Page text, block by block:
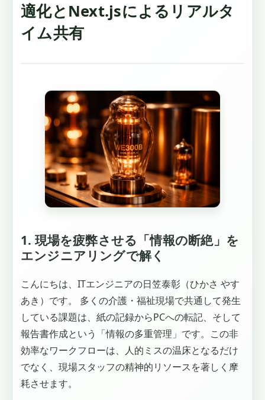
適化とNext.jsによるリアルタ
イム共有
1. 現場を疲弊させる「情報の断絶」を
エンジニアリングで解く
こんにちは、ITエンジニアの日笠泰彰（ひかさ やす
あき）です。 多くの介護・福祉現場で共通して発生
している課題は、紙の記録からPCへの転記、そして
報告書作成という「情報の多重管理」です。この非
効率なワークフローは、人的ミスの温床となるだけ
でなく、現場スタッフの精神的リソースを著しく摩
耗させます。